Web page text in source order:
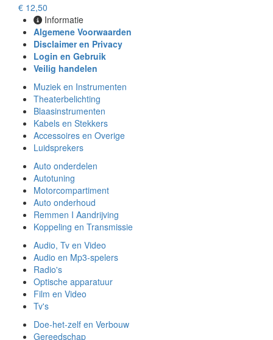
€ 12,50
Informatie
Algemene Voorwaarden
Disclaimer en Privacy
Login en Gebruik
Veilig handelen
Muziek en Instrumenten
Theaterbelichting
Blaasinstrumenten
Kabels en Stekkers
Accessoires en Overige
Luidsprekers
Auto onderdelen
Autotuning
Motorcompartiment
Auto onderhoud
Remmen I Aandrijving
Koppeling en Transmissie
Audio, Tv en Video
Audio en Mp3-spelers
Radio's
Optische apparatuur
Film en Video
Tv's
Doe-het-zelf en Verbouw
Gereedschap